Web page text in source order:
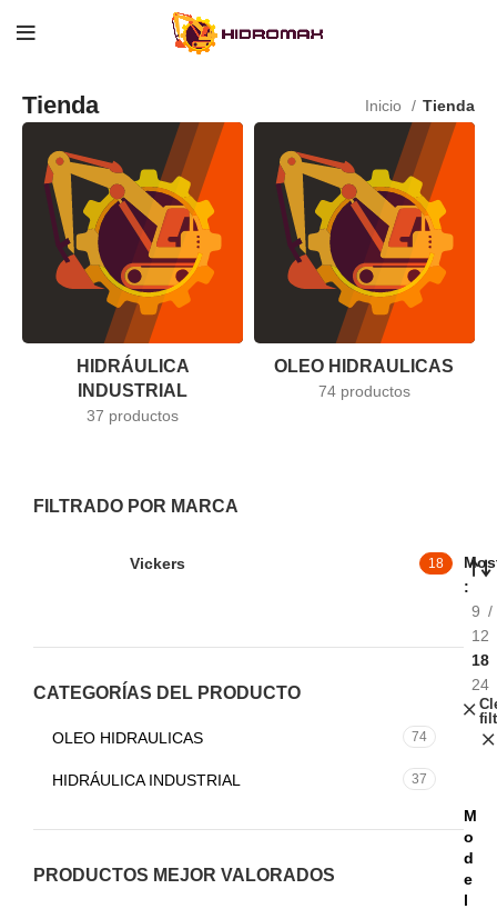
Tienda Inicio Tienda
HIDRÁULICA
INDUSTRIAL
37 productos
OLEO HIDRAULICAS
74 productos
FILTRADO POR MARCA
Vickers 18
CATEGORÍAS DEL PRODUCTO
OLEO HIDRAULICAS 74
HIDRÁULICA INDUSTRIAL 37
PRODUCTOS MEJOR VALORADOS
9
12
18
24
M
o
d
e
l